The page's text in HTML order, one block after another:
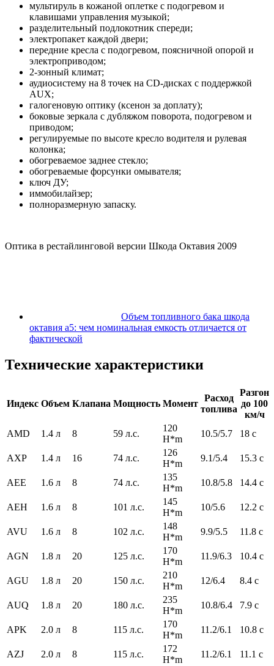
мультируль в кожаной оплетке с подогревом и
клавишами управления музыкой;
разделительный подлокотник спереди;
электропакет каждой двери;
передние кресла с подогревом, поясничной опорой и
электроприводом;
2-зонный климат;
аудиосистему на 8 точек на CD-дисках с поддержкой
AUX;
галогеновую оптику (ксенон за доплату);
боковые зеркала с дубляжом поворота, подогревом и
приводом;
регулируемые по высоте кресло водителя и рулевая
колонка;
обогреваемое заднее стекло;
обогреваемые форсунки омывателя;
ключ ДУ;
иммобилайзер;
полноразмерную запаску.
Оптика в рестайлинговой версии Шкода Октавия 2009
Объем топливного бака шкода
октавия а5: чем номинальная емкость отличается от
фактической
Технические характеристики
Индекс Объем Клапана Мощность Момент
Расход
топлива
Разгон
до 100
км/ч
AMD
1.4 л 8 59 л.с.
120
H*m
10.5/5.7 18 с
AXP 1.4 л 16 74 л.с.
126
H*m
9.1/5.4 15.3 с
AEE 1.6 л 8 74 л.с.
135
H*m
10.8/5.8 14.4 с
AEH 1.6 л 8 101 л.с.
145
H*m
10/5.6 12.2 с
AVU 1.6 л 8 102 л.с.
148
H*m
9.9/5.5 11.8 с
AGN 1.8 л 20 125 л.с.
170
H*m
11.9/6.3 10.4 с
AGU 1.8 л 20 150 л.с.
210
H*m
12/6.4 8.4 с
AUQ 1.8 л 20 180 л.с.
235
H*m
10.8/6.4 7.9 с
APK 2.0 л 8 115 л.с.
170
H*m
11.2/6.1 10.8 с
AZJ 2.0 л 8 115 л.с.
172
H*m
11.2/6.1
11.1 с